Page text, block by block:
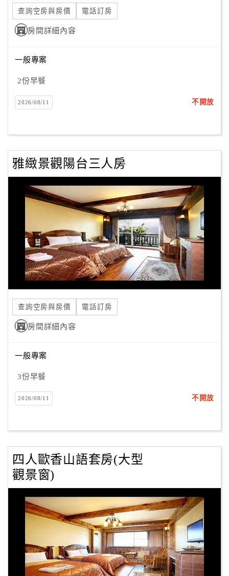
單
管
理
員
戶
客
服
聯
紅
利
查
訂
房
Q&A
旅
卡
訂
房
查詢空房與房價 電話訂房
房間詳細內容
一般專案
2份早餐
2026/08/11 不開放
雅緻景觀陽台三人房
查詢空房與房價 電話訂房
房間詳細內容
一般專案
3份早餐
2026/08/11 不開放
四人歐香山語套房(大型
觀景窗)